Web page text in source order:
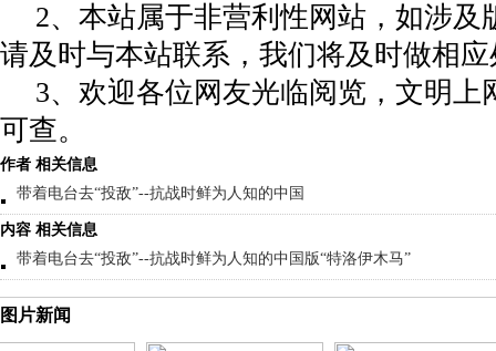
2、本站属于非营利性网站，如涉及
请及时与本站联系，我们将及时做相
3、欢迎各位网友光临阅览，文明上
可查。
作者 相关信息
带着电台去“投敌”--抗战时鲜为人知的中国
内容 相关信息
带着电台去“投敌”--抗战时鲜为人知的中国版“特洛伊木马”
图片新闻